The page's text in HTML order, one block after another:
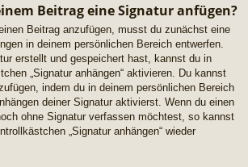
Beitrag eine Signatur anfügen?
Beitrag anzufügen, musst du zunächst eine
in deinem persönlichen Bereich entwerfen.
erstellt und gespeichert hast, kannst du in
„Signatur anhängen“ aktivieren. Du kannst
indem du in deinem persönlichen Bereich
deiner Signatur aktivierst. Wenn du einen
ohne Signatur verfassen möchtest, so kannst
„Signatur anhängen“ wieder